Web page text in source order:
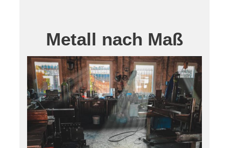
Metall nach Maß